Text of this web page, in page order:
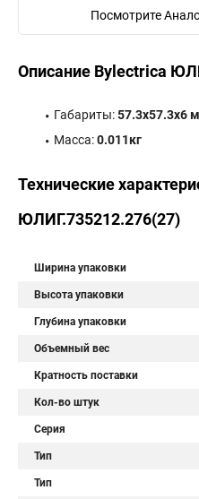
Посмотрите
Описание Bylectrica
Габариты:57.3x57.3x6
Масса:0.011кг
Технические
ЮЛИГ.735212.276(27)
Ширина упаковки
Высота упаковки
Глубина упаковки
Объемный вес
Кратность поставки
Кол-во штук
Серия
Тип
Тип